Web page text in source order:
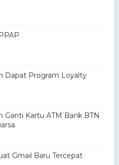
Dapat Program Loyalty
Ganti Kartu ATM Bank BTN
Gmail Baru Tercepat